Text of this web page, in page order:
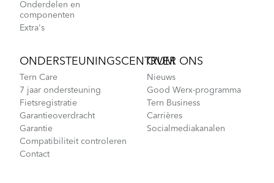
Onderdelen en
componenten
Extra's
ONDERSTEUNINGSCENTRUM
Tern Care
7 jaar ondersteuning
Fietsregistratie
Garantieoverdracht
Garantie
Compatibiliteit controleren
Contact
OVER ONS
Nieuws
Good Werx-programma
Tern Business
Carrières
Socialmediakanalen